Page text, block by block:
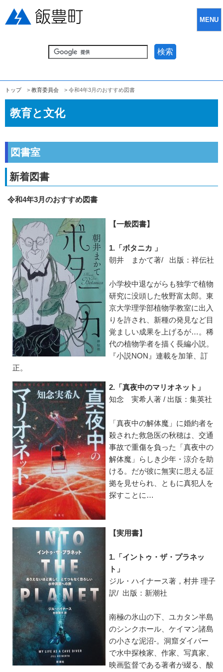
検索
MENU
トップ > 教育委員会 > 令和4年3月のおすすめ図書
教育と文化
図書室
新着図書
令和4年3月のおすすめ図書
【一般図書】
1.「ボタニカ 」
朝井 まかて著/ 出版：祥伝社
小学校中退ながらも独学で植物
研究に没頭した牧野富太郎。東
京大学理学部植物学教室に出入
りを許され、新種の発見など目
覚ましい成果を上げるが…。稀
代の植物学者を描く長編小説。
『小説NON』連載を加筆、訂
正。
2.「真夜中のマリオネット」
知念 実希人著 / 出版：集英社
「真夜中の解体魔」に婚約者を
殺された救急医の秋穂は、交通
事故で重傷を負った「真夜中の
解体魔」らしき少年・涼介を助
ける。だが彼に無実に思える証
拠を見せられ、ともに真犯人を
探すことに…
【実用書】
1.「イントゥ・ザ・プラネッ
ト」
ジル・ハイナース著，村井 理子
訳/ 出版：新潮社
南極の氷山の下、ユカタン半島
のシンクホール、ケイマン諸島
の小さな泥沼-。洞窟ダイバー
で水中探検家、作家、写真家、
映画監督である著者が綴る、酸